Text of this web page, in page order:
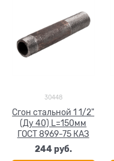
30448
Сгон стальной 1 1/2"
(Ду 40) L=150мм
ГОСТ 8969-75 КАЗ
244 руб.